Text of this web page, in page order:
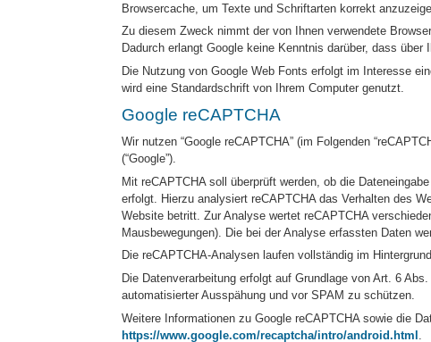
Browsercache, um Texte und Schriftarten korrekt
Zu diesem Zweck nimmt der von Ihnen verwendete
Dadurch erlangt Google keine Kenntnis darüber, dass
Die Nutzung von Google Web Fonts erfolgt im Interesse
wird eine Standardschrift von Ihrem Computer genutzt.
Google reCAPTCHA
Wir nutzen “Google reCAPTCHA” (im Folgenden
(“Google”).
Mit reCAPTCHA soll überprüft werden, ob die
erfolgt. Hierzu analysiert reCAPTCHA das Verhalten des
Website betritt. Zur Analyse wertet reCAPTCHA
Mausbewegungen). Die bei der Analyse erfassten Daten
Die reCAPTCHA-Analysen laufen vollständig im
Die Datenverarbeitung erfolgt auf Grundlage von Art. 6
automatisierter Ausspähung und vor SPAM zu schützen.
Weitere Informationen zu Google reCAPTCHA sowie die
https://www.google.com/recaptcha/intro/android.html